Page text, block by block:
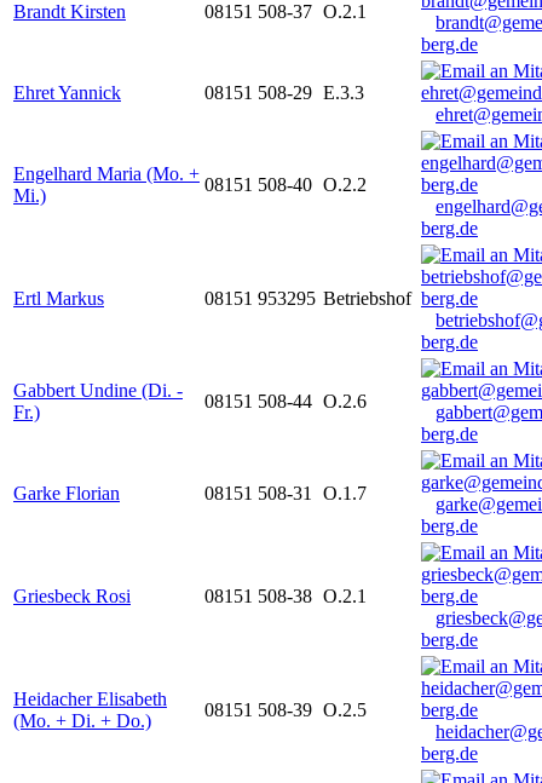
Brandt Kirsten 08151 508-37 O.2.1
berg.de
Ehret Yannick 08151 508-29 E.3.3
Engelhard Maria (Mo. +
Mi.)
08151 508-40 O.2.2
berg.de
Ertl Markus 08151 953295 Betriebshof
berg.de
Gabbert Undine (Di. -
Fr.)
08151 508-44 O.2.6
berg.de
Garke Florian 08151 508-31 O.1.7
berg.de
Griesbeck Rosi 08151 508-38 O.2.1
berg.de
Heidacher Elisabeth
(Mo. + Di. + Do.)
08151 508-39 O.2.5
berg.de